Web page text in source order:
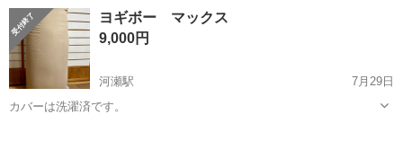
滋賀 栗東市 手原駅 ソファ
ヨギボー マックス
9,000円
河瀬駅
7月29日
カバーは洗濯済です。